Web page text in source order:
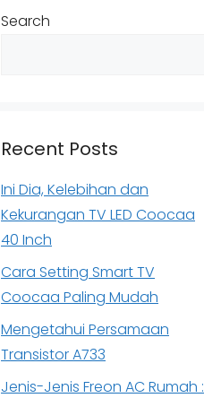
Search
Recent Posts
Ini Dia, Kelebihan dan
Kekurangan TV LED Coocaa
40 Inch
Cara Setting Smart TV
Coocaa Paling Mudah
Mengetahui Persamaan
Transistor A733
Jenis-Jenis Freon AC Rumah :